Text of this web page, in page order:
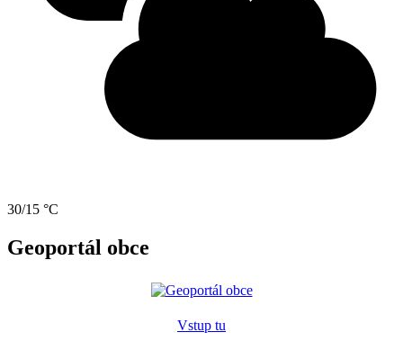
30/15 °C
Geoportál obce
Vstup tu